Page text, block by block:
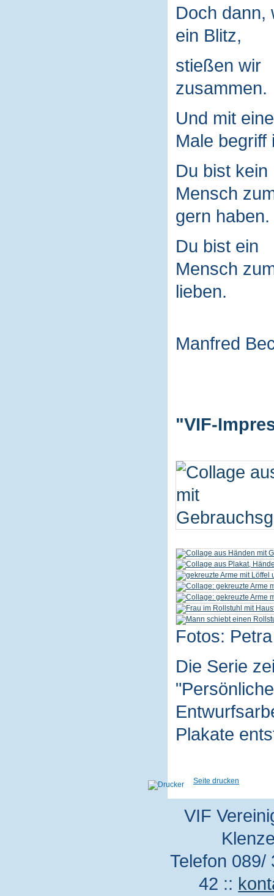
Doch dann,
ein Blitz,
stießen wir
zusammen.
Und mit
Male begriff
Du bist kein
Mensch
gern haben.
Du bist ein
Mensch
lieben.
Manfred
"VIF-
Fotos:
Die Serie
Plakate
Seite drucken
VIF
Telefon
42 ::